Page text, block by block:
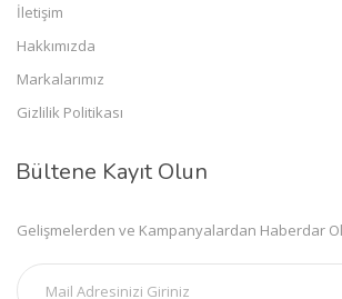
İletişim
Hakkımızda
Markalarımız
Gizlilik Politikası
Bültene Kayıt Olun
Gelişmelerden ve Kampanyalardan Haberdar